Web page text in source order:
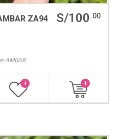
ZA94
AMBAR
S/100 .00
+ +